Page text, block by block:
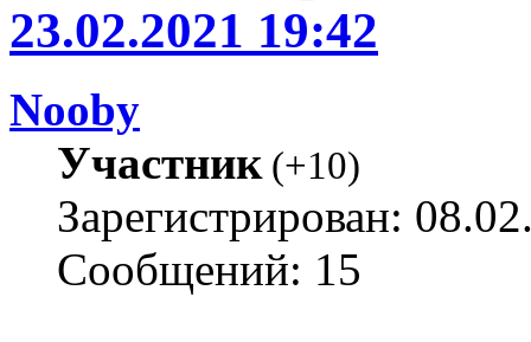
23.02.2021 19:42
Nooby
Участник(+10)
Зарегистрирован:
Сообщений: 15